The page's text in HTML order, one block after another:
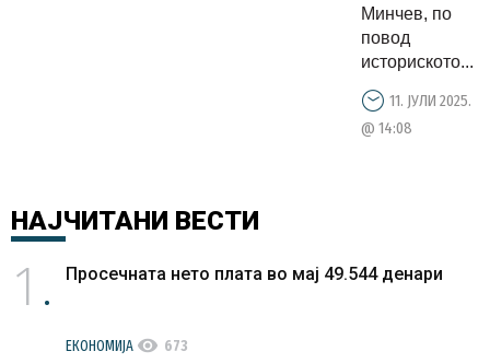
Минчев, по
повод
историското...
11. ЈУЛИ 2025.
@ 14:08
НАЈЧИТАНИ ВЕСТИ
1 Просечната нето плата во мај 49.544 денари
ЕКОНОМИЈА visibility 673